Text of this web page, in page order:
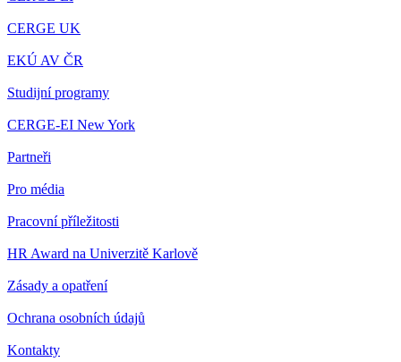
CERGE UK
EKÚ AV ČR
Studijní programy
CERGE-EI New York
Partneři
Pro média
Pracovní příležitosti
HR Award na Univerzitě Karlově
Zásady a opatření
Ochrana osobních údajů
Kontakty